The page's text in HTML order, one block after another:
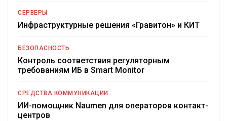
СЕРВЕРЫ
Инфраструктурные решения «Гравитон» и КИТ
БЕЗОПАСНОСТЬ
Контроль соответствия регуляторным
требованиям ИБ в Smart Monitor
СРЕДСТВА КОММУНИКАЦИИ
ИИ-помощник Naumen для операторов контакт-
центров